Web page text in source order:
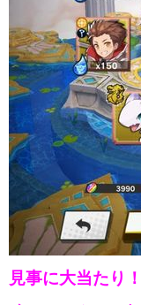
見事に大当たり！